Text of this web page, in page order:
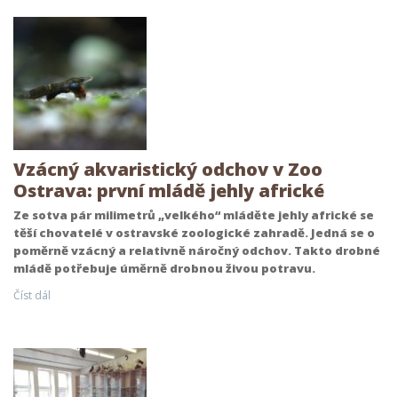
Vzácný akvaristický odchov v Zoo
Ostrava: první mládě jehly africké
Ze sotva pár milimetrů „velkého“ mláděte jehly africké se
těší chovatelé v ostravské zoologické zahradě. Jedná se o
poměrně vzácný a relativně náročný odchov. Takto drobné
mládě potřebuje úměrně drobnou živou potravu.
Číst dál